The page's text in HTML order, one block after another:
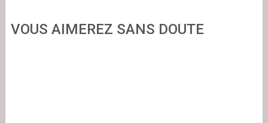
VOUS AIMEREZ SANS DOUTE